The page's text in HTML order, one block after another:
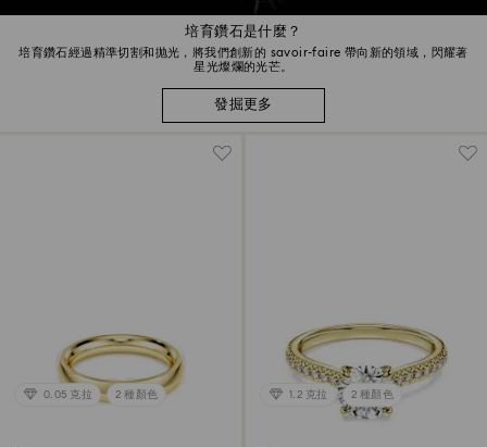
培育鑽石是什麼？
培育鑽石經過精準切割和抛光，將我們創新的 savoir-faire 帶向新的領域，閃耀著
星光燦爛的光芒。
發掘更多
0.05 克拉 2 種顏色 1.2 克拉 2 種顏色